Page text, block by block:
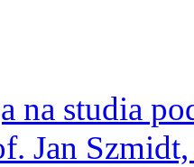
na studia
Jan